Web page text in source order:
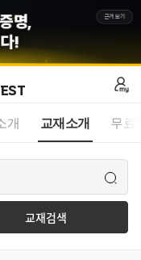
명,
!
근거보기
개 교재소개 무료
교재검색